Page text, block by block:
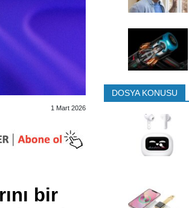
1 Mart 2026
bir
DOSYA KONUSU